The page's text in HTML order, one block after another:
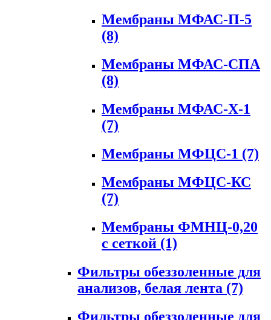
Мембраны МФАС-П-5
(8)
Мембраны МФАС-СПА
(8)
Мембраны МФАС-Х-1
(7)
Мембраны МФЦС-1 (7)
Мембраны МФЦС-КС
(7)
Мембраны ФМНЦ-0,20
с сеткой (1)
Фильтры обеззоленные для
анализов, белая лента (7)
Фильтры обеззоленные для